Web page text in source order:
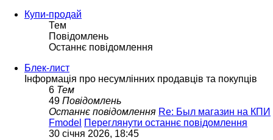
Купи-продай
Тем
Повідомлень
Останнє повідомлення
Блек-лист
Інформація про несумлінних продавців та покупців
6 Тем
49 Повідомлень
Останнє повідомлення Re: Был магазин на КПИ
Fmodel
Переглянути останнє повідомлення
30 січня 2026, 18:45